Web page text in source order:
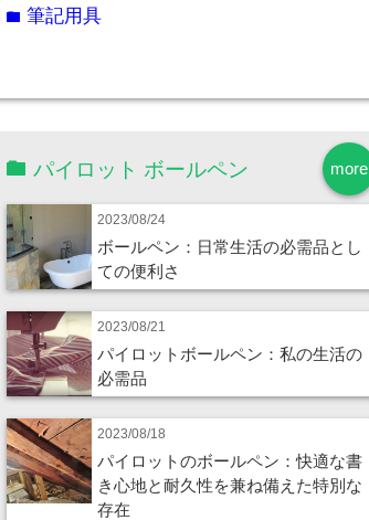
folder 筆記用具
more
パイロット ボールペン
2023/08/24
ボールペン：日常生活の必需品とし
ての便利さ
2023/08/21
パイロットボールペン：私の生活の
必需品
2023/08/18
パイロットのボールペン：快適な書
き心地と耐久性を兼ね備えた特別な
存在